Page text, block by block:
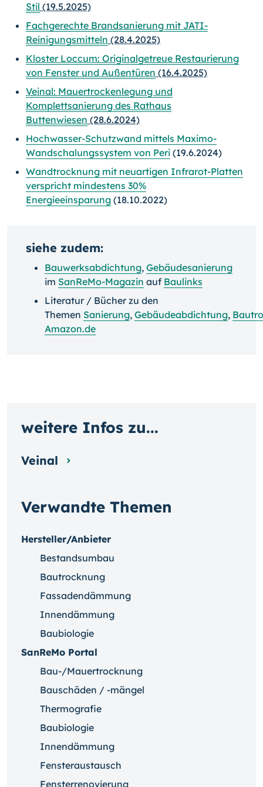
Stil (19.5.2025)
Fachgerechte Brandsanierung mit JATI-
Reinigungsmitteln (28.4.2025)
Kloster Loccum: Originalgetreue Restaurierung
von Fenster und Außentüren (16.4.2025)
Veinal: Mauertrockenlegung und
Komplettsanierung des Rathaus
Buttenwiesen (28.6.2024)
Hochwasser-Schutzwand mittels Maximo-
Wandschalungssystem von Peri (19.6.2024)
Wandtrocknung mit neuartigen Infrarot-Platten
verspricht mindestens 30%
Energieeinsparung (18.10.2022)
siehe zudem:
Bauwerksabdichtung, Gebäudesanierung
im SanReMo-Magazin auf Baulinks
Literatur / Bücher zu den
Themen Sanierung, Gebäudeabdichtung,
Amazon.de
Verwandte Themen
Hersteller/Anbieter
Bestandsumbau
Bautrocknung
Fassadendämmung
Innendämmung
Baubiologie
SanReMo Portal
Bau-/Mauertrocknung
Bauschäden / -mängel
Thermografie
Baubiologie
Innendämmung
Fensteraustausch
Fensterrenovierung
weitere Infos zu...
Veinal